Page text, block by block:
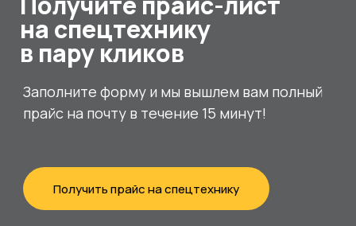
Получить прайс на спецтехнику
Заполните форму и мы вышлем вам полный
прайс на почту в течение 15 минут!
на спецтехнику
в пару кликов